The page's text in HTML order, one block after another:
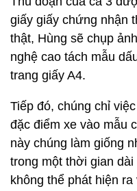
giấy giấy chứng nhận
thật, Hùng sẽ chụp
nghệ cao tách mẫu
trang giấy A4.
Tiếp đó, chúng chỉ
đặc điểm xe vào mẫu
này chúng làm giống
trong một thời gian
không thể phát hiện